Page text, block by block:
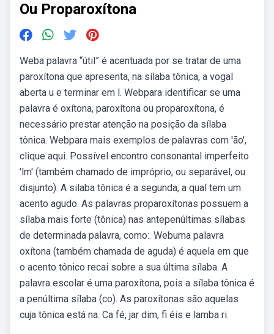
Ou Proparoxítona
Weba palavra “útil” é acentuada por se tratar de uma
paroxítona que apresenta, na sílaba tônica, a vogal
aberta u e terminar em l. Webpara identificar se uma
palavra é oxítona, paroxítona ou proparoxítona, é
necessário prestar atenção na posição da sílaba
tônica. Webpara mais exemplos de palavras com 'ão',
clique aqui. Possível encontro consonantal imperfeito
'lm' (também chamado de impróprio, ou separável, ou
disjunto). A silaba tônica é a segunda, a qual tem um
acento agudo. As palavras proparoxítonas possuem a
sílaba mais forte (tônica) nas antepenúltimas sílabas
de determinada palavra, como:. Webuma palavra
oxítona (também chamada de aguda) é aquela em que
o acento tônico recai sobre a sua última sílaba. A
palavra escolar é uma paroxítona, pois a sílaba tônica é
a penúltima sílaba (co). As paroxítonas são aquelas
cuja tônica está na. Ca fé, jar dim, fi éis e lamba ri.